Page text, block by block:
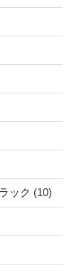
ック (10)